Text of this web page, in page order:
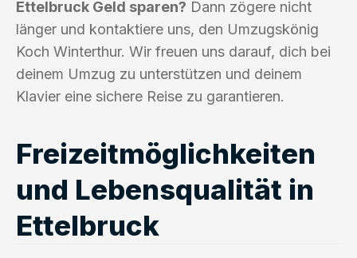
Ettelbruck Geld sparen? Dann zögere nicht
länger und kontaktiere uns, den Umzugskönig
Koch Winterthur. Wir freuen uns darauf, dich bei
deinem Umzug zu unterstützen und deinem
Klavier eine sichere Reise zu garantieren.
Freizeitmöglichkeiten
und Lebensqualität in
Ettelbruck